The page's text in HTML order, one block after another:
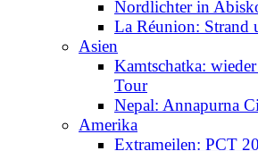
Nordlichter in
La Réunion: Strand
Asien
Kamtschatka:
Tour
Nepal: Annapurna
Amerika
Extrameilen: PCT